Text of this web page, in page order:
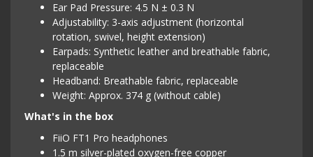
Ear Pad Pressure: 4.5 N ± 0.3 N
Adjustability: 3-axis adjustment (horizontal
rotation, swivel, height extension)
Earpads: Synthetic leather and breathable fabric,
replaceable
Headband: Breathable fabric, replaceable
Weight: Approx. 374 g (without cable)
What's in the box
FiiO FT1 Pro headphones
1.5 m silver-plated oxygen-free copper